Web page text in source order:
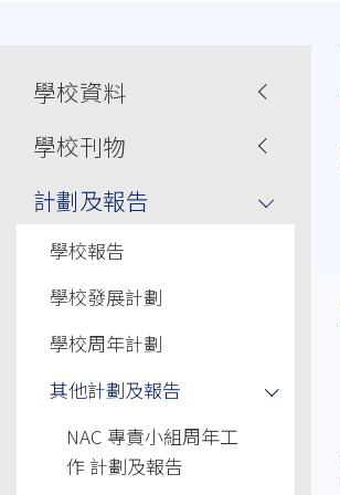
navigation
學校資料
學校刊物
計劃及報告
學校報告
學校發展計劃
學校周年計劃
其他計劃及報告
NAC 專責小組周年工
作 計劃及報告